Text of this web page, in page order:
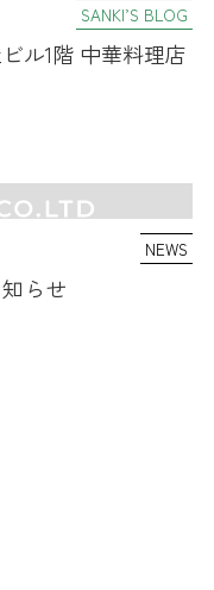
SANKI’S BLOG
ル1階 中華料理店
NEWS
らせ